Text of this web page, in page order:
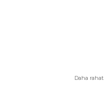
Daha